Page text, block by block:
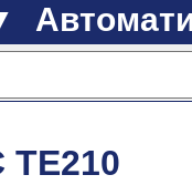
TE210